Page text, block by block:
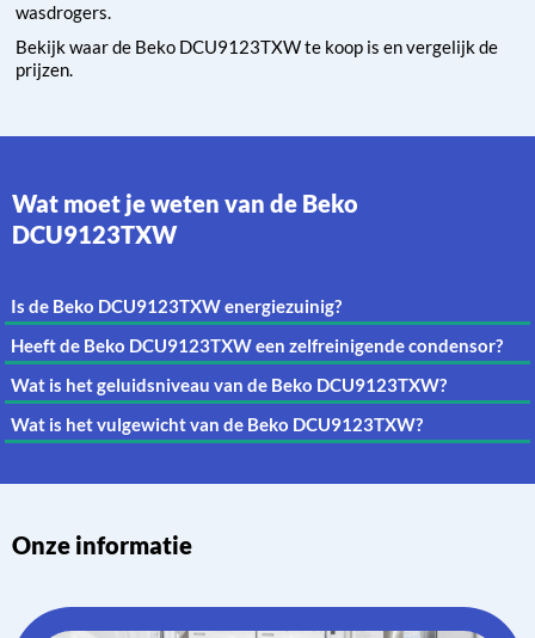
wasdrogers.
Bekijk waar de Beko DCU9123TXW te koop is en vergelijk de
prijzen.
Wat moet je weten van de Beko
DCU9123TXW
Is de Beko DCU9123TXW energiezuinig?
Heeft de Beko DCU9123TXW een zelfreinigende condensor?
Wat is het geluidsniveau van de Beko DCU9123TXW?
Wat is het vulgewicht van de Beko DCU9123TXW?
Onze informatie